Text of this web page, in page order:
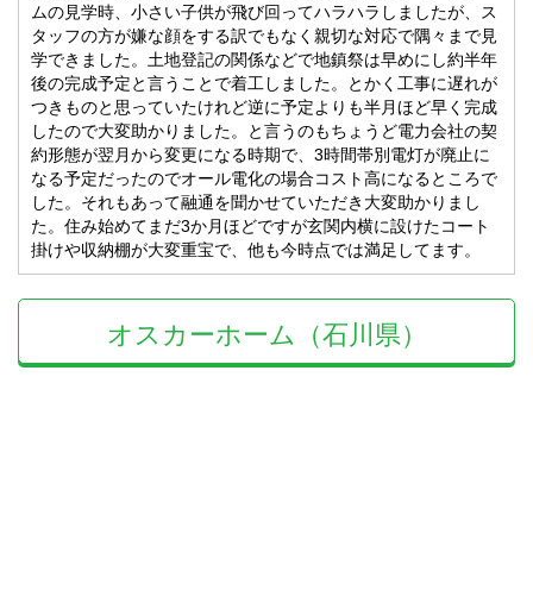
ムの見学時、小さい子供が飛び回ってハラハラしましたが、ス
タッフの方が嫌な顔をする訳でもなく親切な対応で隅々まで見
学できました。土地登記の関係などで地鎮祭は早めにし約半年
後の完成予定と言うことで着工しました。とかく工事に遅れが
つきものと思っていたけれど逆に予定よりも半月ほど早く完成
したので大変助かりました。と言うのもちょうど電力会社の契
約形態が翌月から変更になる時期で、3時間帯別電灯が廃止に
なる予定だったのでオール電化の場合コスト高になるところで
した。それもあって融通を聞かせていただき大変助かりまし
た。住み始めてまだ3か月ほどですが玄関内横に設けたコート
掛けや収納棚が大変重宝で、他も今時点では満足してます。
オスカーホーム（石川県）